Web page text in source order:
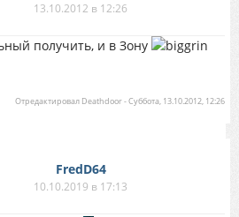
13.10.2012 в 12:26
получить, и в Зону
Отредактировал Deathdoor-Суббота, 13.10.2012, 12:26
FredD64
10.10.2019 в 17:13